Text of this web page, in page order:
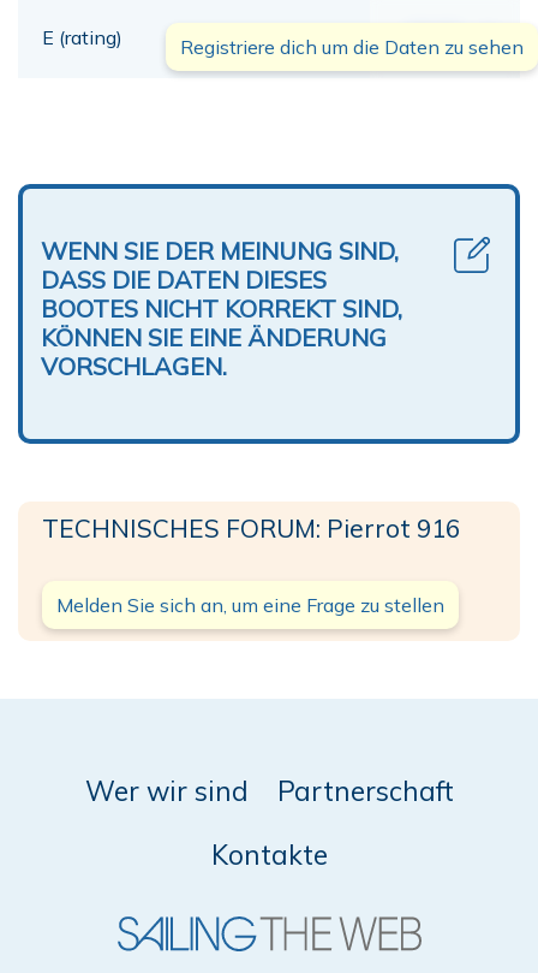
E (rating) 00,00 mt
Registriere dich um die Daten zu sehen
WENN SIE DER MEINUNG SIND,
DASS DIE DATEN DIESES
BOOTES NICHT KORREKT SIND,
KÖNNEN SIE EINE ÄNDERUNG
VORSCHLAGEN.
TECHNISCHES FORUM: Pierrot 916
Melden Sie sich an, um eine Frage zu stellen
Wer wir sind
Partnerschaft
Kontakte